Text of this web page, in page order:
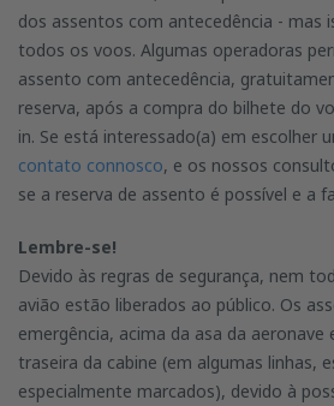
dos assentos com antecedência - mas
todos os voos. Algumas operadoras
assento com antecedência,
reserva, após a compra do bilhete do
in. Se está interessado(a) em escolher
contato connosco, e os nossos
se a reserva de assento é possível e a
Lembre-se!
Devido às regras de segurança, nem
avião estão liberados ao público. Os
emergência, acima da asa da aeronave
traseira da cabine (em algumas linhas,
especialmente marcados), devido à